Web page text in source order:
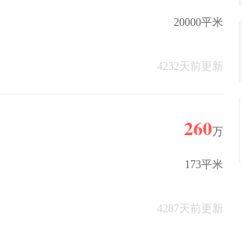
20000平米
4232天前更新
260万
173平米
4287天前更新